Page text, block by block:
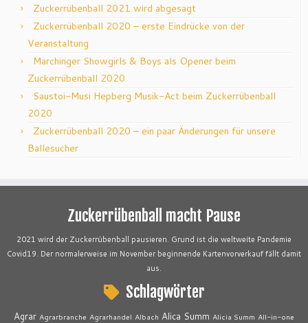
Zuckerrübenball 2021 wird abgesagt
Zuckerrübenball 2020 – erste Eindrücke von der
Veranstaltung
Marchinger Showgirls & Boys als Opener beim
Zuckerrübenball 2020
Saustoi-Musi Hepberg Musik-Act beim Zuckerrübenball
2020
Zuckerrübenball 2020 – ein paar Änderungen für unsere
Ballesucher
Zuckerrübenball macht Pause
2021 wird der Zuckerrübenball pausieren. Grund ist die weltweite Pandemie
Covid19. Der normalerweise im November beginnende Kartenvorverkauf fällt damit
aus.
Schlagwörter
Agrar Agrarbranche Agrarhandel Albach Alica Summ Alicia Summ All-in-one